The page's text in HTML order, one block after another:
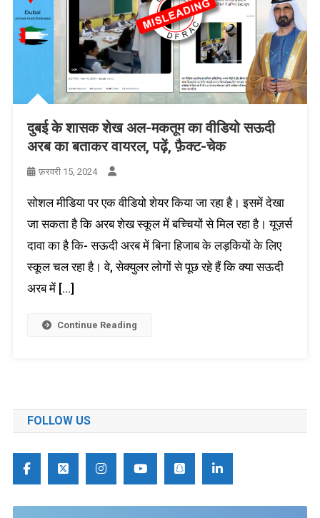
दुबई के शासक शेख अल-मकतूम का वीडियो सऊदी
अरब का बताकर वायरल, पढ़ें, फ़ैक्ट-चेक
फ़रवरी 15, 2024
सोशल मीडिया पर एक वीडियो शेयर किया जा रहा है। इसमें देखा
जा सकता है कि अरब शेख स्कूल में बच्चियों से मिल रहा है। यूज़र्स
दावा का है कि- सऊदी अरब में बिना हिजाब के लड़कियों के लिए
स्कूल चल रहा है। वे, सेक्युलर लोगों से पूछ रहे हैं कि क्या सऊदी
अरब में […]
Continue Reading
FOLLOW US